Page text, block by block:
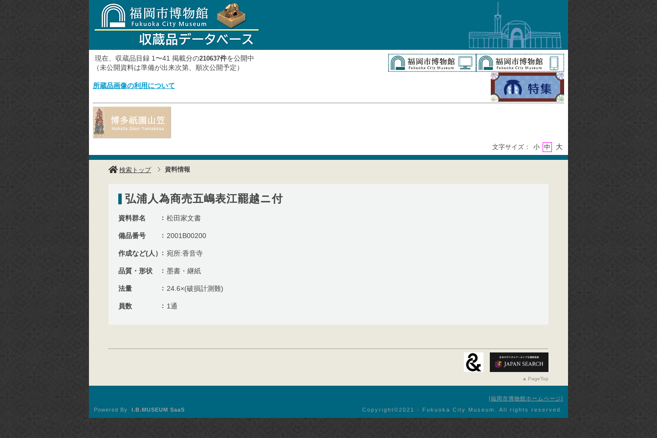
現在、収蔵品目録 1〜41 掲載分の210637件を公開中
（未公開資料は準備が出来次第、順次公開予定）
所蔵品画像の利用について
文字サイズ： 小 中 大
検索トップ 資料情報
弘浦人為商売五嶋表江罷越ニ付
資料群名 松田家文書
備品番号 2001B00200
作成など(人） 宛所:香音寺
品質・形状 墨書・継紙
法量 24.6×(破損計測難)
員数 1通
PageTop
福岡市博物館ホームページ
Copyright©︎2021 - Fukuoka City Museum. All rights reserved.
Powered By I.B.MUSEUM SaaS